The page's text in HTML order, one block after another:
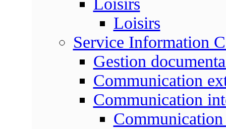
Loisirs
Loisirs
Service Information
Gestion
Communication
Communication
Communication